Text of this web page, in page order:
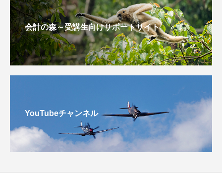
会計の森～受講生向けサポートサイト
YouTubeチャンネル